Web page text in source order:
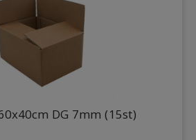
DG 7mm (15st)